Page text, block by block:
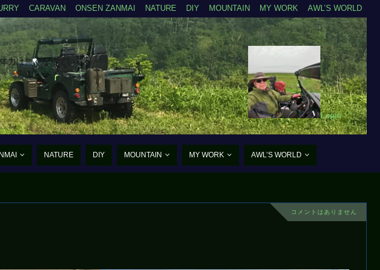
CARAVAN ONSEN ZANMAI NATURE DIY MOUNTAIN MY WORK AWL’S WORLD
力は無くなっている・・
Login
NATURE DIY MOUNTAIN MY WORK AWL’S WORLD
コメントはありません